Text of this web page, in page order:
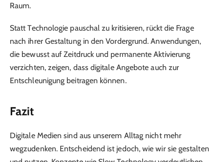
Raum.
Statt Technologie pauschal zu kritisieren, rückt die Frage
nach ihrer Gestaltung in den Vordergrund. Anwendungen,
die bewusst auf Zeitdruck und permanente Aktivierung
verzichten, zeigen, dass digitale Angebote auch zur
Entschleunigung beitragen können.
Fazit
Digitale Medien sind aus unserem Alltag nicht mehr
wegzudenken. Entscheidend ist jedoch, wie wir sie gestalten